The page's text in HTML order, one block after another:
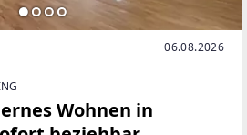
06.08.2026
Wohnen in